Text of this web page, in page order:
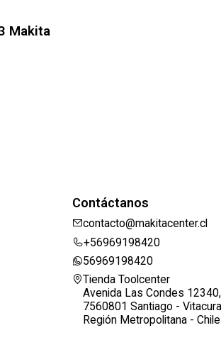
Makita
Contáctanos
contacto@makitacenter.cl
+56969198420
56969198420
Tienda Toolcenter
Avenida Las Condes
7560801 Santiago - Vitacura
Región Metropolitana - Chile